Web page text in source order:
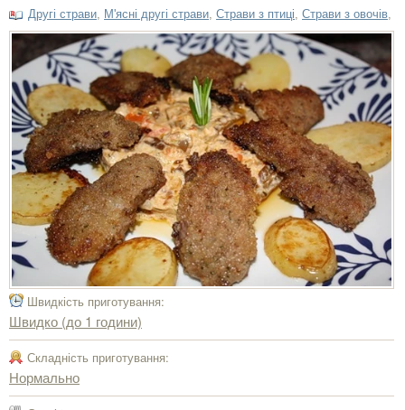
Другі страви, М'ясні другі страви, Страви з птиці, Страви з овочів,
Швидкість приготування:
Швидко (до 1 години)
Складність приготування:
Нормально